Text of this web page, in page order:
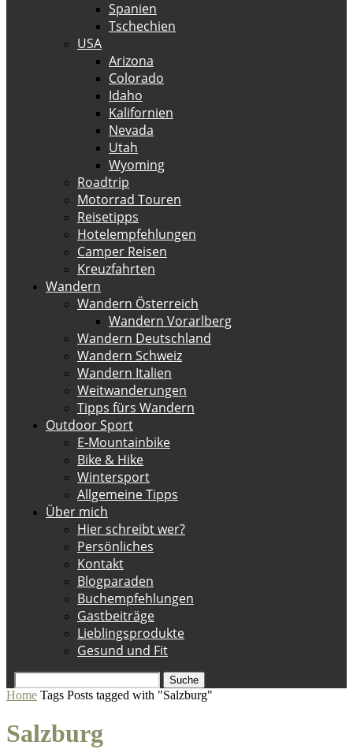
Spanien
Tschechien
USA
Arizona
Colorado
Idaho
Kalifornien
Nevada
Utah
Wyoming
Roadtrip
Motorrad Touren
Reisetipps
Hotelempfehlungen
Camper Reisen
Kreuzfahrten
Wandern
Wandern Österreich
Wandern Vorarlberg
Wandern Deutschland
Wandern Schweiz
Wandern Italien
Weitwanderungen
Tipps fürs Wandern
Outdoor Sport
E-Mountainbike
Bike & Hike
Wintersport
Allgemeine Tipps
Über mich
Hier schreibt wer?
Persönliches
Kontakt
Blogparaden
Buchempfehlungen
Gastbeiträge
Lieblingsprodukte
Gesund und Fit
Suche
Home Tags Posts tagged with "Salzburg"
Salzburg